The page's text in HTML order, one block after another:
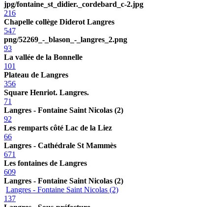
jpg/fontaine_st_didier._cordebard_c-2.jpg
216
Chapelle collège Diderot Langres
547
png/52269_-_blason_-_langres_2.png
93
La vallée de la Bonnelle
101
Plateau de Langres
356
Square Henriot. Langres.
71
Langres - Fontaine Saint Nicolas (2)
92
Les remparts côté Lac de la Liez
66
Langres - Cathédrale St Mammès
671
Les fontaines de Langres
609
Langres - Fontaine Saint Nicolas (2)
Langres - Fontaine Saint Nicolas (2)
137